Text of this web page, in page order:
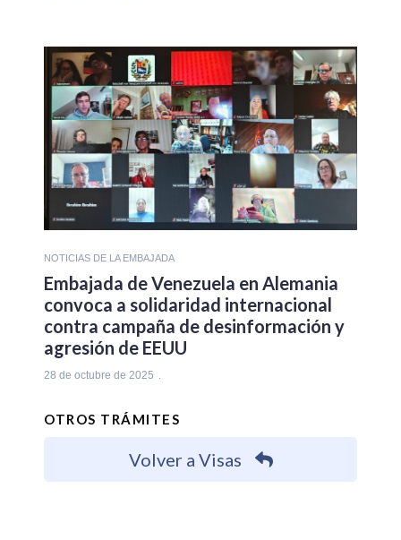
NOTICIAS DE LA EMBAJADA
Embajada de Venezuela en Alemania
convoca a solidaridad internacional
contra campaña de desinformación y
agresión de EEUU
28 de octubre de 2025
OTROS TRÁMITES
Volver a Visas